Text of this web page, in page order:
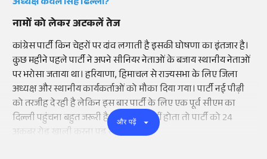
नामों को लेकर अटकलें तेज
कांग्रेस पार्टी किन चेहरों पर दांव लगाती है इसकी घोषणा का इंतजार है।
कुछ महीने पहले पार्टी ने अपने सीनियर नेताओं के बजाय स्थानीय नेताओं
पर भरोसा जताया था। हरियाणा, हिमाचल से राज्यसभा के लिए जिला
अध्यक्ष और स्थानीय कार्यकर्ताओं को मौका दिया गया। पार्टी नई पीढ़ी
को तरजीह दे रही है लेकिन इस बार पार्टी के लिए एक पूर्व सीएम का
दिल्ली पहुंचना बहुत जरूरी है। अगर ऐसा नहीं होता तो पार्टी को 24
अकबर रोड़ खाली करना पड़ सकता है।
और पढ़ें